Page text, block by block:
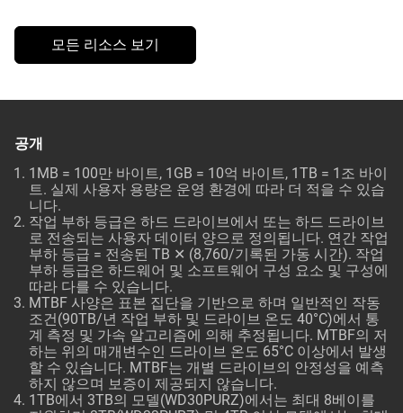
모든 리소스 보기
공개
1MB = 100만 바이트, 1GB = 10억 바이트, 1TB = 1조 바이
트. 실제 사용자 용량은 운영 환경에 따라 더 적을 수 있습
니다.
작업 부하 등급은 하드 드라이브에서 또는 하드 드라이브
로 전송되는 사용자 데이터 양으로 정의됩니다. 연간 작업
부하 등급 = 전송된 TB ✕ (8,760/기록된 가동 시간). 작업
부하 등급은 하드웨어 및 소프트웨어 구성 요소 및 구성에
따라 다를 수 있습니다.
MTBF 사양은 표본 집단을 기반으로 하며 일반적인 작동
조건(90TB/년 작업 부하 및 드라이브 온도 40°C)에서 통
계 측정 및 가속 알고리즘에 의해 추정됩니다. MTBF의 저
하는 위의 매개변수인 드라이브 온도 65°C 이상에서 발생
할 수 있습니다. MTBF는 개별 드라이브의 안정성을 예측
하지 않으며 보증이 제공되지 않습니다.
1TB에서 3TB의 모델(WD30PURZ)에서는 최대 8베이를